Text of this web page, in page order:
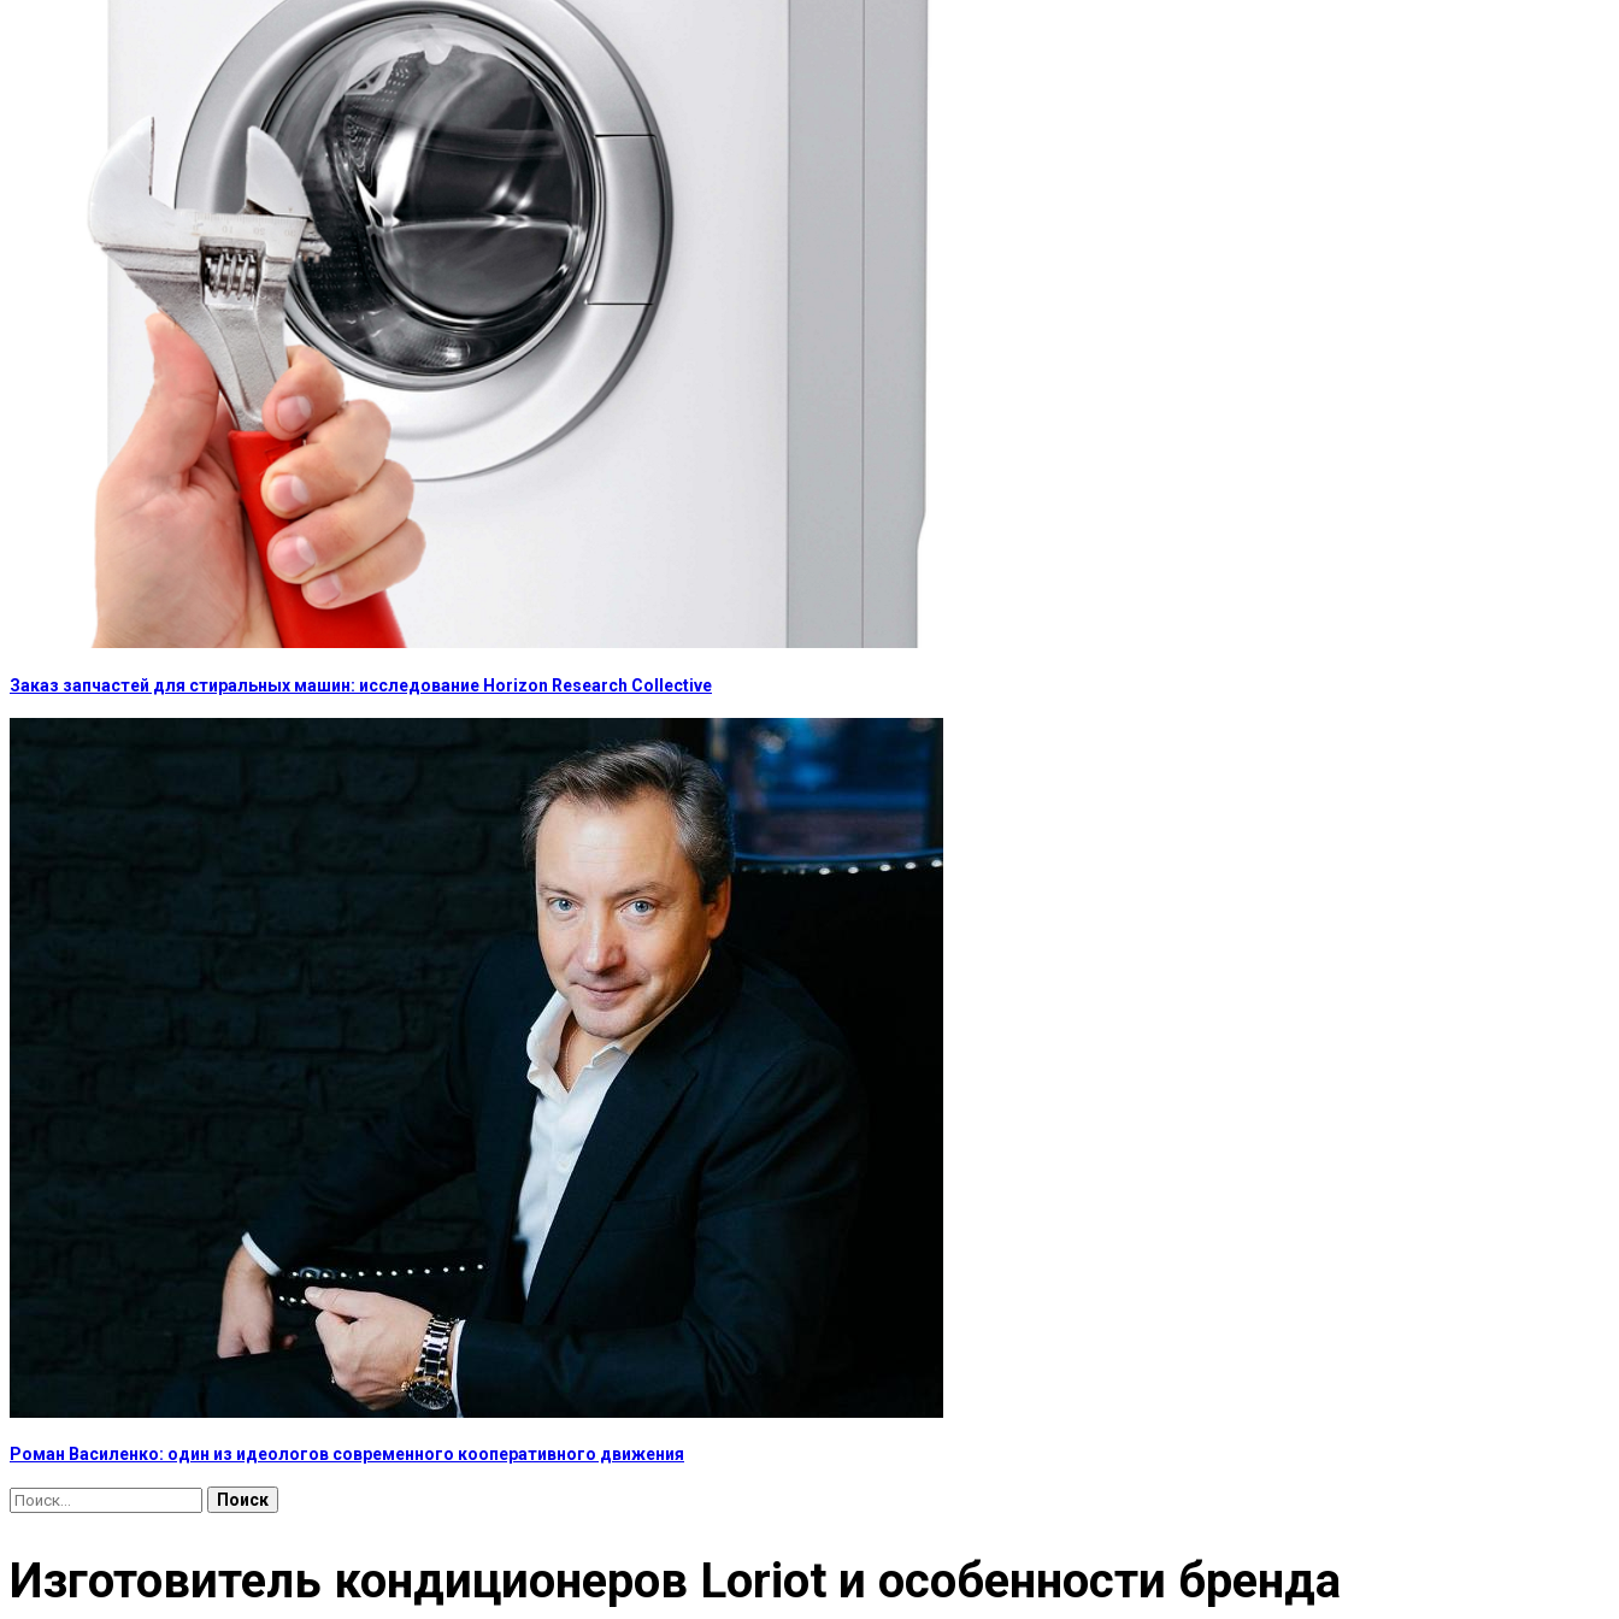
Заказ запчастей для стиральных машин: исследование Horizon Research Collective
Роман Василенко: один из идеологов современного кооперативного движения
Найти:
Изготовитель кондиционеров Loriot и особенности бренда